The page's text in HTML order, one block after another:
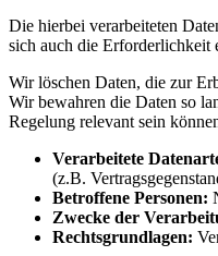
Die hierbei verarbeiteten
sich auch die Erforderlichkeit
Wir löschen Daten, die zur
Wir bewahren die Daten so
Regelung relevant sein
Verarbeitete
(z.B.
Betroffene Personen:
Zwecke der
Rechtsgrundlagen: